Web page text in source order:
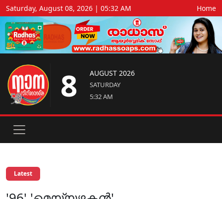
Saturday, August 08, 2026 | 05:32 AM Home
8 AUGUST 2026
SATURDAY
5:32 AM
Latest